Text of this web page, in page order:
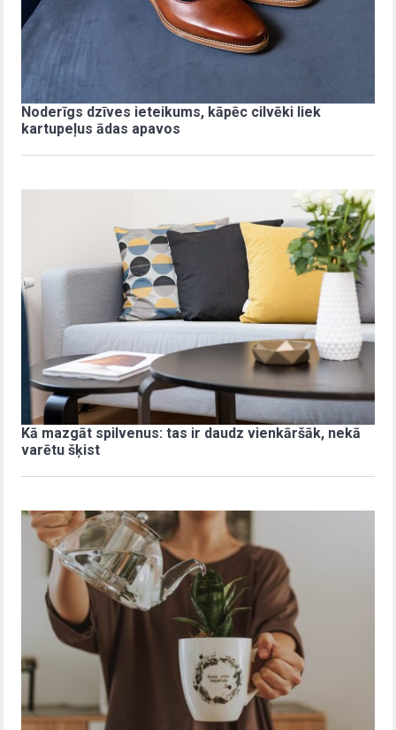
Noderīgs dzīves ieteikums, kāpēc cilvēki liek
kartupeļus ādas apavos
Kā mazgāt spilvenus: tas ir daudz vienkāršāk, nekā
varētu šķist